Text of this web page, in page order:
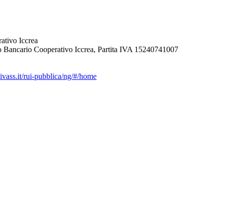
Iccrea
Cooperativo Iccrea, Partita IVA 15240741007
rui-pubblica/ng/#/home